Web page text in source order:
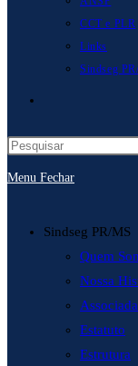
CCT e PLR
Links
Sindseg
pesquisa
do
site
Menu Fechar
Sindseg PR/MS
Quem
Nossa
Estatuto
Estrutura